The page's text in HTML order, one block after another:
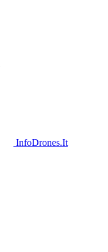
InfoDrones.It